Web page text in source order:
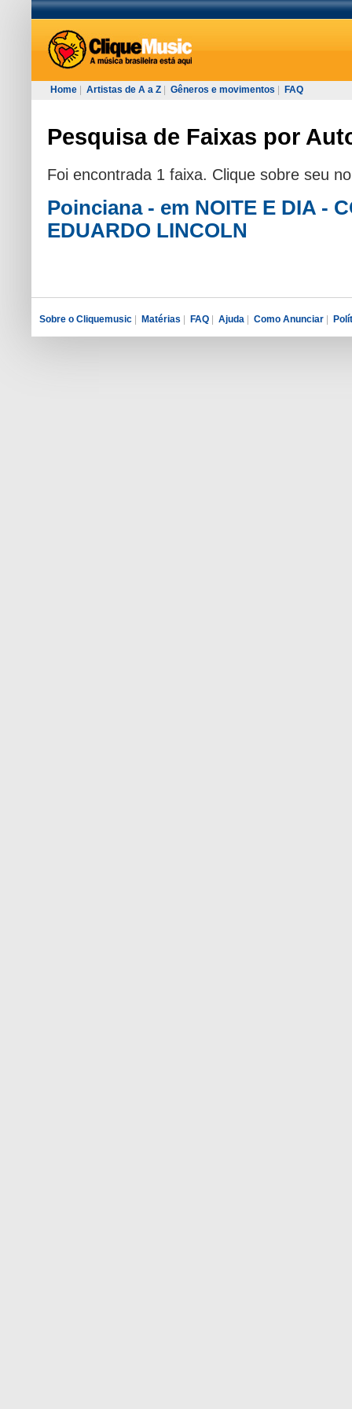
Home Artistas de A a Z Gêneros e movimentos FAQ
Pesquisa de Faixas por
Foi encontrada 1 faixa. Clique sobre seu
Poinciana - em NOITE E DIA -
EDUARDO LINCOLN
Sobre o Cliquemusic | Matérias | FAQ | Ajuda | Como Anunciar |